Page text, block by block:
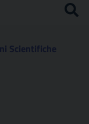
Scientifiche